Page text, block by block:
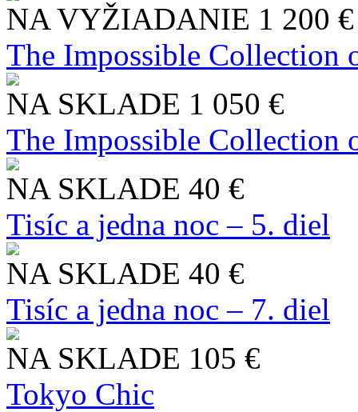
NA VYŽIADANIE 1 200 €
The Impossible Collection
NA SKLADE 1 050 €
The Impossible Collection
NA SKLADE 40 €
Tisíc a jedna noc – 5. diel
NA SKLADE 40 €
Tisíc a jedna noc – 7. diel
NA SKLADE 105 €
Tokyo Chic